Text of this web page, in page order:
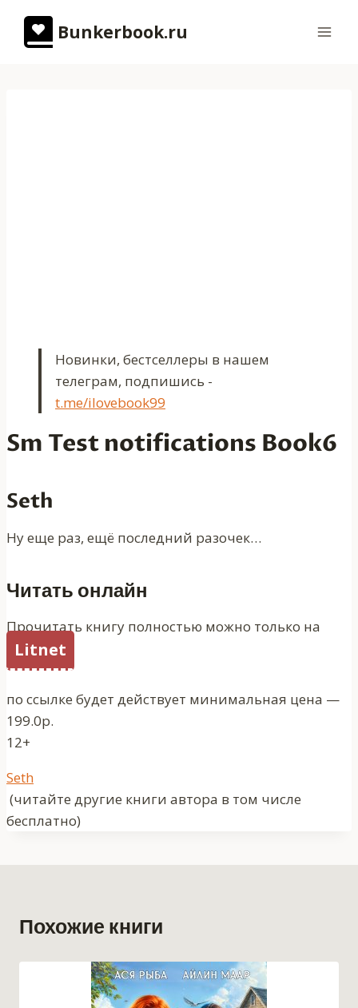
содержимому
Bunkerbook.ru
Новинки, бестселлеры в нашем
телеграм, подпишись -
t.me/ilovebook99
Sm Test notifications Book6
Seth
Ну еще раз, ещё последний разочек…
Читать онлайн
Прочитать книгу полностью можно только на
Litnet
по ссылке будет действует минимальная цена —
199.0р.
12+
Метки
записи:
Seth
(читайте другие книги автора в том числе
бесплатно)
Похожие книги